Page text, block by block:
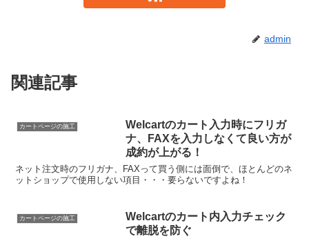
admin
関連記事
カートページの施工
Welcartのカート入力時にフリガ
ナ、FAXを入力しなくて良い方が
成約が上がる！
ネット注文時のフリガナ、FAXって買う側には面倒で、ほとんどのネ
ットショップで使用しない項目・・・要らないですよね！
カートページの施工
Welcartのカート内入力チェック
で離脱を防ぐ